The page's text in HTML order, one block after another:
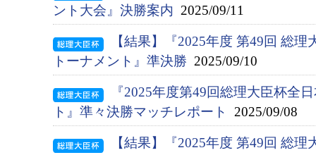
ント大会』決勝案内 2025/09/11
【結果】『2025年度 第49回 総
トーナメント』準決勝 2025/09/10
『2025年度第49回総理大臣杯全
ト』準々決勝マッチレポート
2025/09/08
【結果】『2025年度 第49回 総